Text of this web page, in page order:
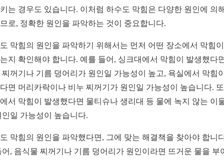
는 경우도 있습니다. 이처럼 하수도 막힘은 다양한 원인에 의
로, 정확한 원인을 파악하는 것이 중요합니다.
막힘의 원인을 파악하기 위해서는 먼저 어떤 장소에서 막힘
지 확인해야 합니다. 예를 들어, 싱크대에서 막힘이 발생했다
찌꺼기나 기름 덩어리가 원인일 가능성이 높고, 욕실에서 막힘
면 머리카락이나 비누 찌꺼기가 원인일 가능성이 높습니다.
서 막힘이 발생했다면 물티슈나 생리대 등 물에 녹지 않는 이
인일 가능성이 높습니다.
막힘의 원인을 파악했다면, 그에 맞는 해결책을 찾아야 합니
어, 음식물 찌꺼기나 기름 덩어리가 원인이라면 뜨거운 물을 부